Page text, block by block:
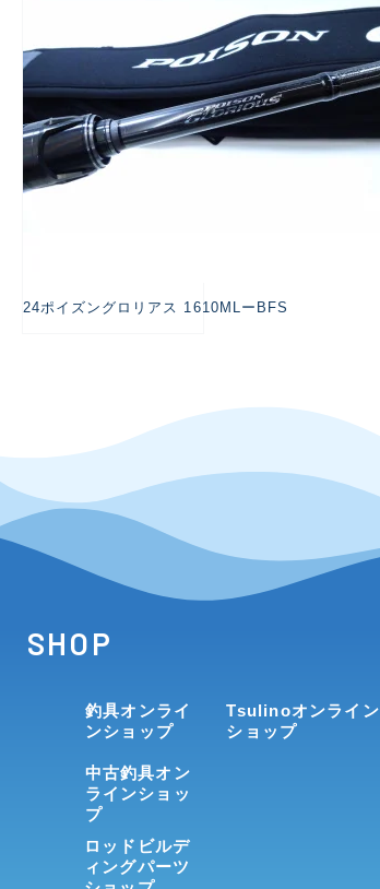
24ポイズングロリアス 1610MLーBFS
SHOP
釣具オンライ
ンショップ
中古釣具オン
ラインショッ
プ
ロッドビルデ
ィングパーツ
Tsulinoオンライン
ショップ